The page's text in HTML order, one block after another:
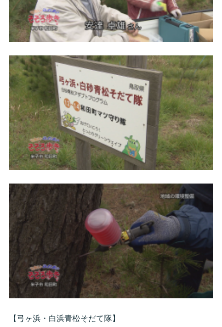
【弓ヶ浜・白浜青松そだて隊】